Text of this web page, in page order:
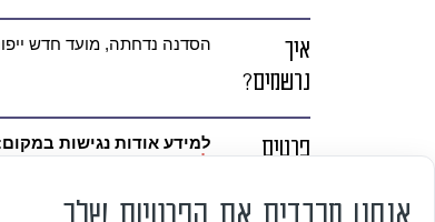
איך
נרשמים?
הסדנה נדחתה, מועד חדש
פרטים
למידע אודות נגישות
לחצו כאן